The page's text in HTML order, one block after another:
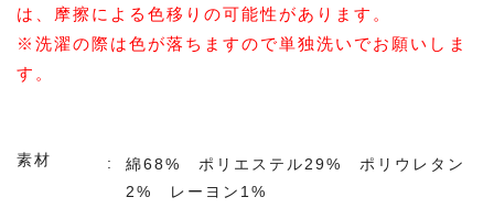
は、摩擦による色移りの可能性があります。
※洗濯の際は色が落ちますので単独洗いでお願いしま
す。
素材
綿68% ポリエステル29% ポリウレタン
2% レーヨン1%